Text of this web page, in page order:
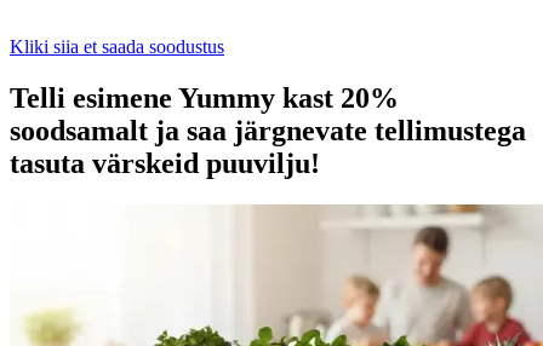
Kliki siia et saada soodustus
Telli esimene Yummy kast 20%
soodsamalt ja saa järgnevate tellimustega
tasuta värskeid puuvilju!